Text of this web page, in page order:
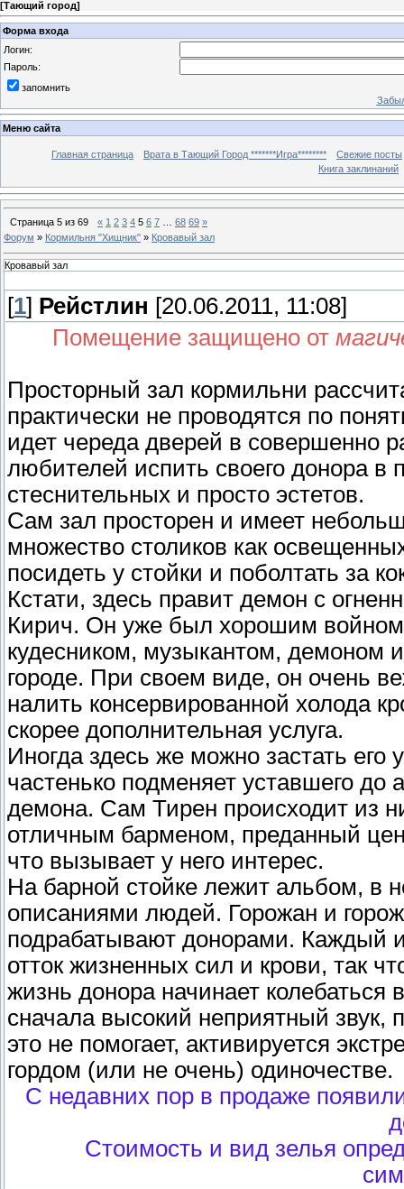
[Тающий город]
Форма входа
Логин:
Пароль:
запомнить
Меню сайта
Главная страница Врата в Тающий Город *******Игра********
Свежие посты
Книга заклинаний
Страница 5 из 69 « 1 2 3 4 5 6 7 68 69 »
Форум » Кормильня "Хищник" » Кровавый зал
Кровавый зал
[1] Рейстлин [20.06.2011, 11:08]
Помещение защищено от
Просторный зал кормильни
практически не проводятся по
идет череда дверей в совершенно
любителей испить своего донора
стеснительных и просто эстетов.
Сам зал просторен и имеет
множество столиков как
посидеть у стойки и поболтать за
Кстати, здесь правит демон с
Кирич. Он уже был хорошим
кудесником, музыкантом, демоном
городе. При своем виде, он очень
налить консервированной холода
скорее дополнительная услуга.
Иногда здесь же можно застать
частенько подменяет уставшего до
демона. Сам Тирен происходит из
отличным барменом, преданный
что вызывает у него интерес.
На барной стойке лежит альбом, в
описаниями людей. Горожан и
подрабатывают донорами. Каждый
отток жизненных сил и крови, так
жизнь донора начинает колебаться
сначала высокий неприятный звук,
это не помогает, активируется
гордом (или не очень) одиночестве.
С недавних пор в продаже
Стоимость и вид зелья